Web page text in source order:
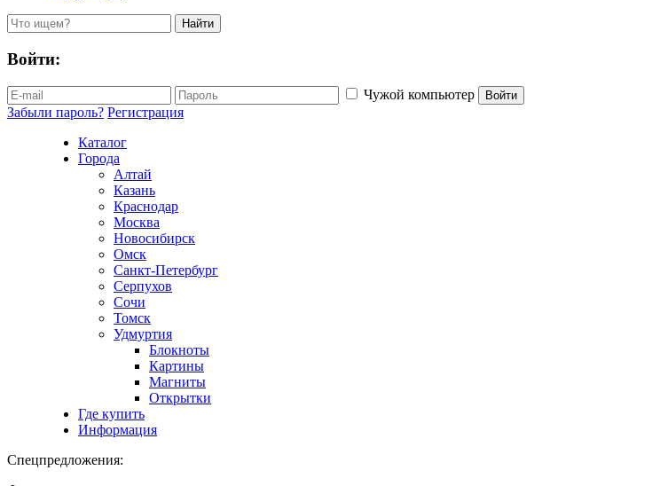
Войти:
Чужой компьютер
Забыли пароль? Регистрация
Каталог
Города
Алтай
Казань
Краснодар
Москва
Новосибирск
Омск
Санкт-Петербург
Серпухов
Сочи
Томск
Удмуртия
Блокноты
Картины
Магниты
Открытки
Где купить
Информация
Спецпредложения: